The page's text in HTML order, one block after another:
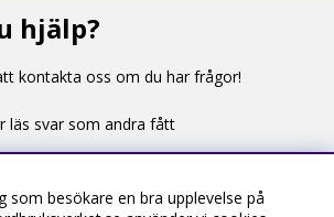
hjälp?
kontakta oss om du har frågor!
läs svar som andra fått
som besökare en bra upplevelse på